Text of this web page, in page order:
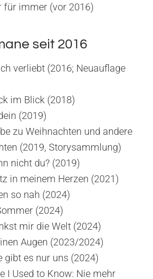
für immer (vor 2016)
seit 2016
verliebt (2016; Neuauflage
im Blick (2018)
(2019)
zu Weihnachten und andere
(2019, Storysammlung)
nicht du? (2019)
in meinem Herzen (2021)
so nah (2024)
(2024)
mir die Welt (2024)
Augen (2023/2024)
gibt es nur uns (2024)
I Used to Know: Nie mehr